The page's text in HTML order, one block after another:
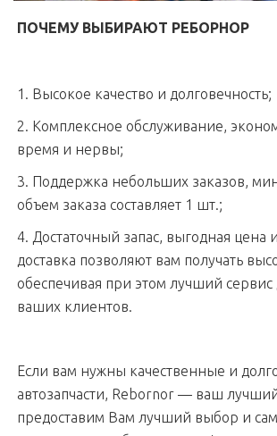
ПОЧЕМУ ВЫБИРАЮТ РЕБОРНОР
1. Высокое качество и долговечность;
2. Комплексное обслуживание,
время и нервы;
3. Поддержка небольших заказов,
объем заказа составляет 1 шт.;
4. Достаточный запас, выгодная цена
доставка позволяют вам получать
обеспечивая при этом лучший сервис
ваших клиентов.
Если вам нужны качественные и
автозапчасти, Rebornor — ваш
предоставим Вам лучший выбор и